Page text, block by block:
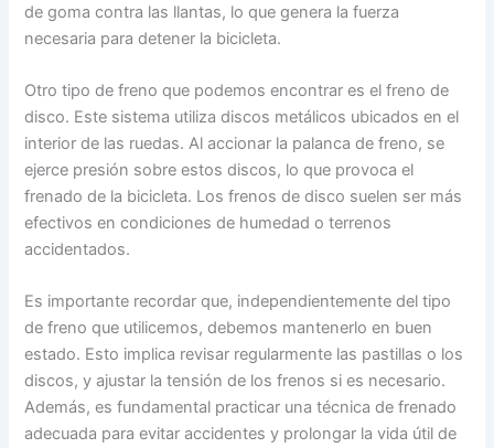
de goma contra las llantas, lo que genera la fuerza
necesaria para detener la bicicleta.
Otro tipo de freno que podemos encontrar es el freno de
disco. Este sistema utiliza discos metálicos ubicados en el
interior de las ruedas. Al accionar la palanca de freno, se
ejerce presión sobre estos discos, lo que provoca el
frenado de la bicicleta. Los frenos de disco suelen ser más
efectivos en condiciones de humedad o terrenos
accidentados.
Es importante recordar que, independientemente del tipo
de freno que utilicemos, debemos mantenerlo en buen
estado. Esto implica revisar regularmente las pastillas o los
discos, y ajustar la tensión de los frenos si es necesario.
Además, es fundamental practicar una técnica de frenado
adecuada para evitar accidentes y prolongar la vida útil de